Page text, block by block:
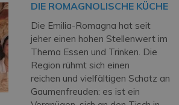
DIE ROMAGNOLISCHE KÜCHE
Die Emilia-Romagna hat seit
jeher einen hohen Stellenwert im
Thema Essen und Trinken. Die
Region rühmt sich einen
reichen und vielfältigen Schatz an
Gaumenfreuden: es ist ein